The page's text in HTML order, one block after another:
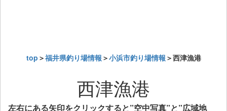
top ＞福井県釣り場情報 ＞小浜市釣り場情報 ＞西津漁港
西津漁港
左右にある矢印をクリックすると”空中写真”と”広域地